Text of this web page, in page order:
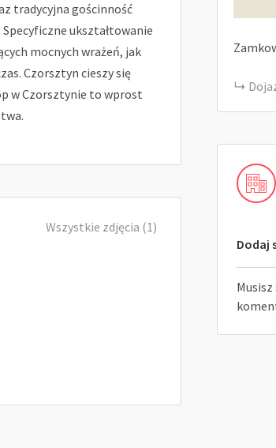
tradycyjna gościnność
ukształtowanie
mocnych wrażeń, jak
Czorsztyn cieszy się
w Czorsztynie to wprost
Wszystkie zdjęcia (1)
Dodaj
Musisz